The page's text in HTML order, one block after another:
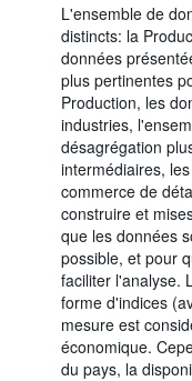
L'ensemble de
distincts: la
données
plus pertinentes
Production, les
industries,
désagrégation
intermédiaires,
commerce de
construire et
que les données
possible, et pour
faciliter l'analyse.
forme d'indices
mesure est
économique.
du pays, la